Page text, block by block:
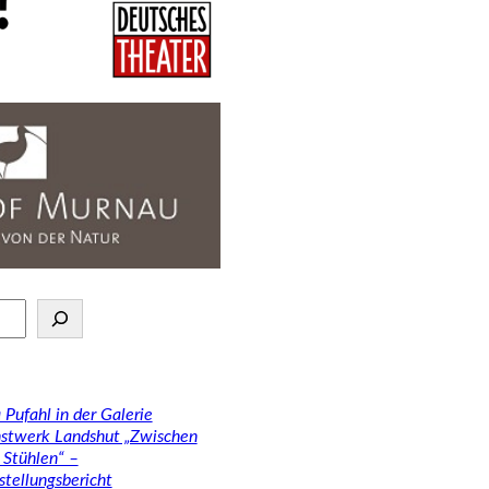
Pufahl in der Galerie
Landshut „Zwischen
–